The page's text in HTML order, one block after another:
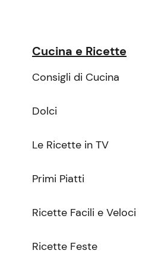
Cucina e Ricette
Consigli di Cucina
Dolci
Le Ricette in TV
Primi Piatti
Ricette Facili e Veloci
Ricette Feste